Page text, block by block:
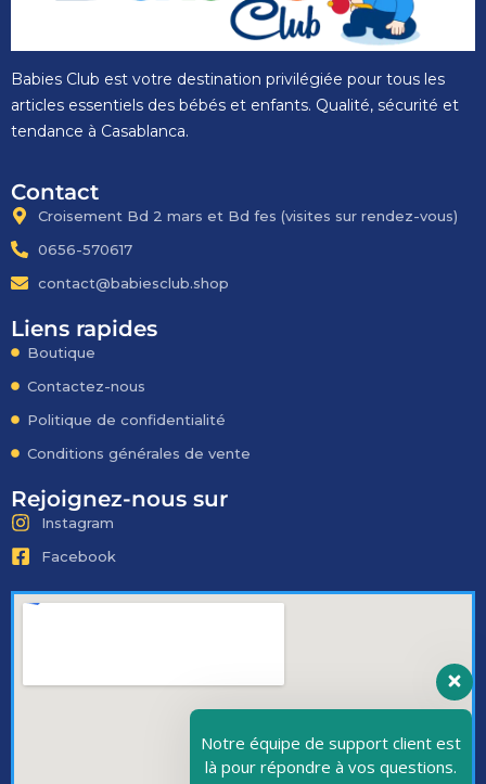
Babies Club est votre destination privilégiée pour tous les
articles essentiels des bébés et enfants. Qualité, sécurité et
tendance à Casablanca.
Contact
Croisement Bd 2 mars et Bd fes​ (visites sur rendez-vous)
0656-570617
contact@babiesclub.shop
Liens rapides
Boutique
Contactez-nous
Politique de confidentialité
Conditions générales de vente
Rejoignez-nous sur
Instagram
Facebook
Notre équipe de support client est
là pour répondre à vos questions.